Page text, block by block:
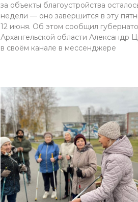
за объекты благоустройства
недели — оно завершится в эту
12 июня. Об этом сообщил
Архангельской области Александр
в своём канале в мессенджере